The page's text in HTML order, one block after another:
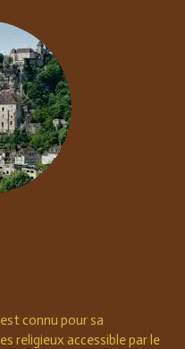
connu pour sa
religieux accessible par le